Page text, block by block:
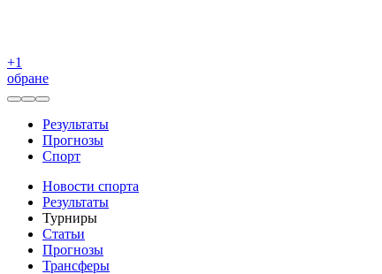
+1
обране
Результаты
Прогнозы
Спорт
Новости спорта
Результаты
Турниры
Статьи
Прогнозы
Трансферы